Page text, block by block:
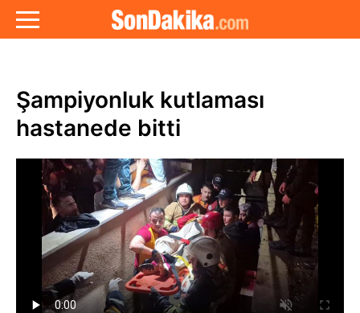
Şampiyonluk kutlaması
hastanede bitti